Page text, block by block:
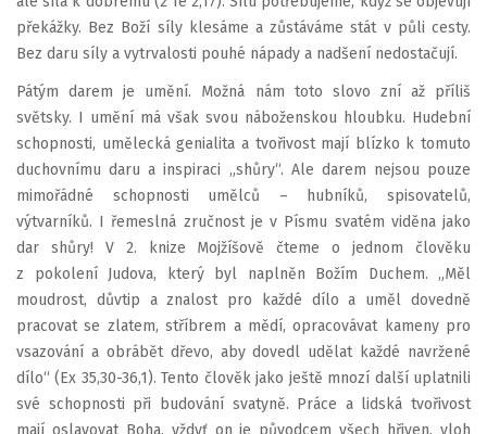
překážky. Bez Boží síly klesáme a zůstáváme stát v půli cesty.
Bez daru síly a vytrvalosti pouhé nápady a nadšení nedostačují.
Pátým darem je umění. Možná nám toto slovo zní až příliš
světsky. I umění má však svou náboženskou hloubku. Hudební
schopnosti, umělecká genialita a tvořivost mají blízko k tomuto
duchovnímu daru a inspiraci „shůry“. Ale darem nejsou pouze
mimořádné schopnosti umělců – hubníků, spisovatelů,
výtvarníků. I řemeslná zručnost je v Písmu svatém viděna jako
dar shůry! V 2. knize Mojžíšově čteme o jednom člověku
z pokolení Judova, který byl naplněn Božím Duchem. „Měl
moudrost, důvtip a znalost pro každé dílo a uměl dovedně
pracovat se zlatem, stříbrem a mědí, opracovávat kameny pro
vsazování a obrábět dřevo, aby dovedl udělat každé navržené
dílo“ (Ex 35,30-36,1). Tento člověk jako ještě mnozí další uplatnili
své schopnosti při budování svatyně. Práce a lidská tvořivost